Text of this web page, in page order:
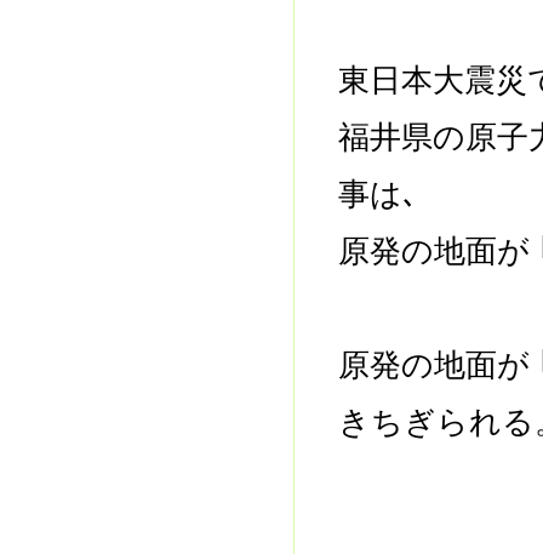
東日本大震災
福井県の原子
事は､
原発の地面
原発の地面が
きちぎられ